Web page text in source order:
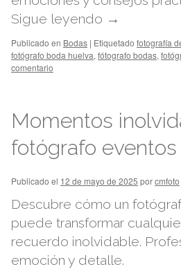
Sigue leyendo →
Publicado en Bodas | Etiquetado fotografía
fotógrafo boda huelva, fótografo bodas,
comentario
Momentos
fotógrafo
Publicado el 12 de mayo de 2025 porcmfoto
Descubre cómo un
puede transformar
recuerdo inolvidable.
emoción y detalle.